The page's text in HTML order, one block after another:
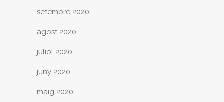
setembre 2020
agost 2020
juliol 2020
juny 2020
maig 2020